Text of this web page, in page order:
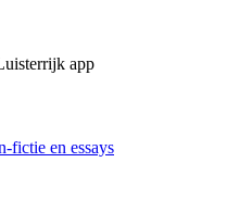
app
fictie en essays